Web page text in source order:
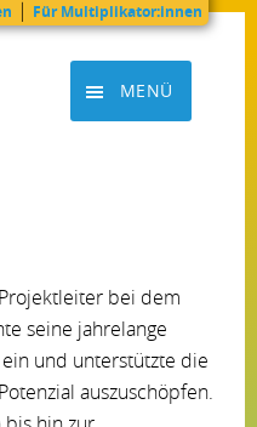
| Für Multiplikator:innen
MENÜ
bei dem
seine jahrelange
und unterstützte die
auszuschöpfen.